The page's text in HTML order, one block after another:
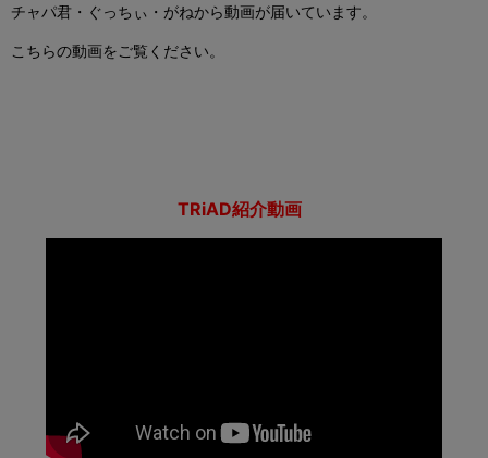
チャパ君・ぐっちぃ・がねから動画が届いています。
こちらの動画をご覧ください。
TRiAD紹介動画